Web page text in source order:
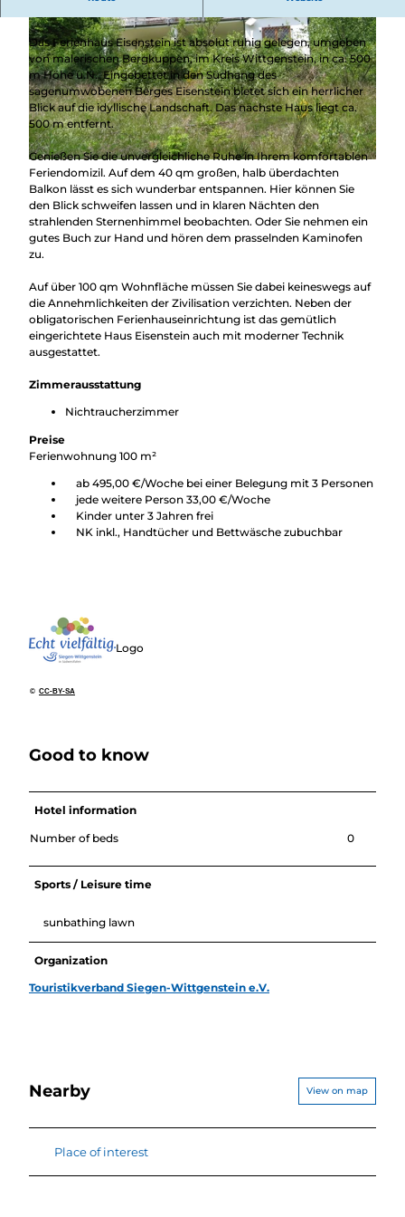
© Ferienhaus Eisenstein |CC-BY-SA
© Helmut Klumpf, Ferienhaus Eisenstein
Das Ferienhaus Eisenstein ist absolut ruhig gelegen, umgeben
von malerischen Bergkuppen, im Kreis Wittgenstein, in ca. 500
m Höhe ü.N.. Eingebettet in den Südhang des
sagenumwobenen Berges Eisenstein bietet sich ein herrlicher
Blick auf die idyllische Landschaft. Das nächste Haus liegt ca.
500 m entfernt.
Genießen Sie die unvergleichliche Ruhe in Ihrem komfortablen
Feriendomizil. Auf dem 40 qm großen, halb überdachten
Balkon lässt es sich wunderbar entspannen. Hier können Sie
den Blick schweifen lassen und in klaren Nächten den
strahlenden Sternenhimmel beobachten. Oder Sie nehmen ein
gutes Buch zur Hand und hören dem prasselnden Kaminofen
zu.
Auf über 100 qm Wohnfläche müssen Sie dabei keineswegs auf
die Annehmlichkeiten der Zivilisation verzichten. Neben der
obligatorischen Ferienhauseinrichtung ist das gemütlich
eingerichtete Haus Eisenstein auch mit moderner Technik
ausgestattet.
Zimmerausstattung
Nichtraucherzimmer
Preise
Ferienwohnung 100 m²
ab 495,00 €/Woche bei einer Belegung mit 3 Personen
jede weitere Person 33,00 €/Woche
Kinder unter 3 Jahren frei
NK inkl., Handtücher und Bettwäsche zubuchbar
© CC-BY-SA
Logo
Good to know
Hotel information
Number of beds 0
Sports / Leisure time
sunbathing lawn
Organization
Touristikverband Siegen-Wittgenstein e.V.
Nearby View on map
Place of interest